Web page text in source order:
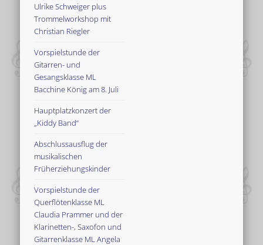
Ulrike Schweiger plus
Trommelworkshop mit
Christian Riegler
Vorspielstunde der
Gitarren- und
Gesangsklasse ML
Bacchine König am 8. Juli
Hauptplatzkonzert der
„Kiddy Band“
Abschlussausflug der
musikalischen
Früherziehungskinder
Vorspielstunde der
Querflötenklasse ML
Claudia Prammer und der
Klarinetten-, Saxofon und
Gitarrenklasse ML Angela